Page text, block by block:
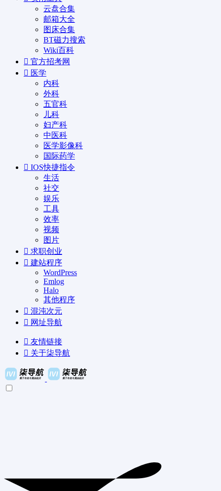
云盘合集
邮箱大全
图床合集
BT磁力搜索
Wiki百科
官方招考网
医学
内科
外科
五官科
儿科
妇产科
中医科
医学影像科
国际药学
IOS快捷指令
生活
社交
娱乐
工具
效率
视频
图片
求职创业
建站程序
WordPress
Emlog
Halo
其他程序
混沌次元
网址导航
友情链接
关于柒导航